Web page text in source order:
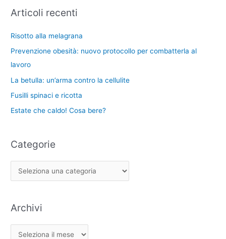
c
Articoli recenti
Risotto alla melagrana
Prevenzione obesità: nuovo protocollo per combatterla al
lavoro
La betulla: un’arma contro la cellulite
Fusilli spinaci e ricotta
Estate che caldo! Cosa bere?
Categorie
o
i
e
Archivi
v